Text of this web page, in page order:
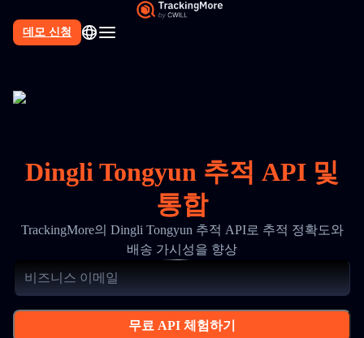
데모 신청
Dingli Tongyun 추적 API 및
통합
TrackingMore의 Dingli Tongyun 추적 API로 추적 정확도와
배송 가시성을 향상
무료 API 체험하기